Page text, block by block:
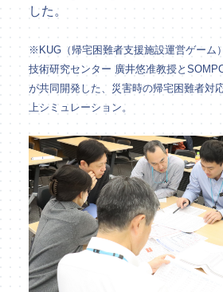
した。
※KUG（帰宅困難者支援施設運営ゲーム
技術研究センター 廣井悠准教授と
が共同開発した、災害時の帰宅困難者対
上シミュレーション。